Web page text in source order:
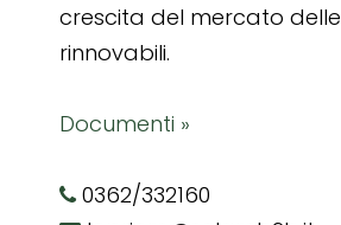
crescita del mercato
rinnovabili.
Documenti »
0362/332160